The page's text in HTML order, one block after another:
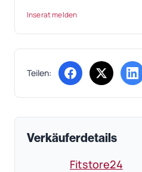
Inserat melden
Teilen: (öffnet in(öffnet
Verkäuferdetails
Fitstore24